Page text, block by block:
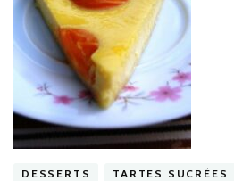
DESSERTS TARTES SUCRÉES